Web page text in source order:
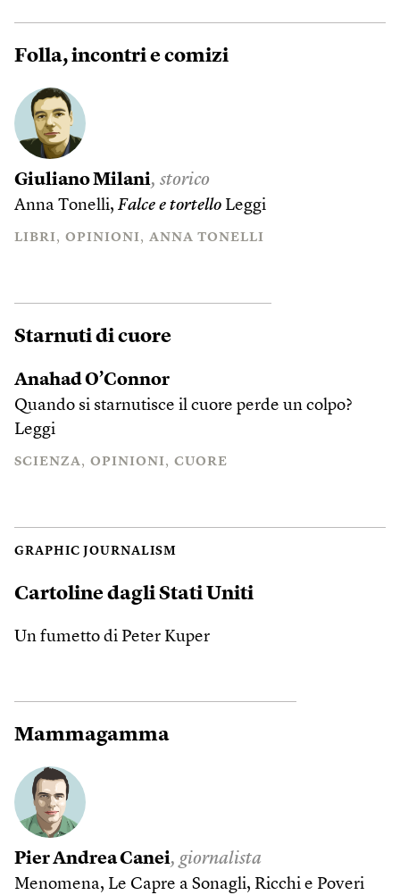
Folla, incontri e comizi
Giuliano Milani, storico
Anna Tonelli, Falce e tortello Leggi
LIBRI OPINIONI ANNA TONELLI
Starnuti di cuore
Anahad O’Connor
Quando si starnutisce il cuore perde un colpo?
Leggi
SCIENZA OPINIONI CUORE
GRAPHIC JOURNALISM
Cartoline dagli Stati Uniti
Un fumetto di Peter Kuper
Mammagamma
Pier Andrea Canei, giornalista
Menomena, Le Capre a Sonagli, Ricchi e Poveri